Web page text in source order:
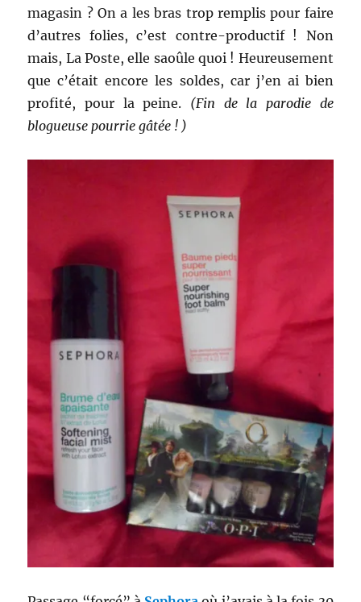
magasin ? On a les bras trop remplis pour faire
d’autres folies, c’est contre-productif ! Non
mais, La Poste, elle saoûle quoi ! Heureusement
que c’était encore les soldes, car j’en ai bien
profité, pour la peine. (Fin de la parodie de
blogueuse pourrie gâtée ! )